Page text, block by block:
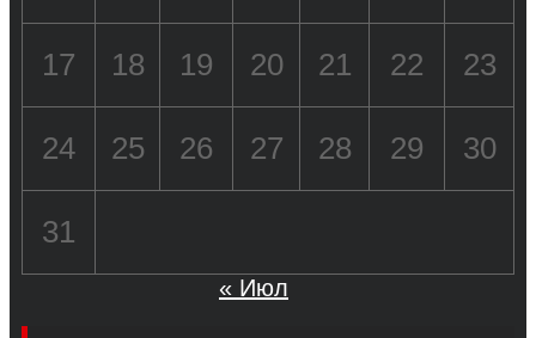
17 18 19 20 21 22 23
24 25 26 27 28 29 30
31
« Июл